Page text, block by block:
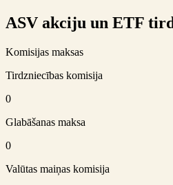
ASV akciju un ETF
Komisijas maksas
Tirdzniecības komisija
0
Glabāšanas maksa
0
Valūtas maiņas komisija